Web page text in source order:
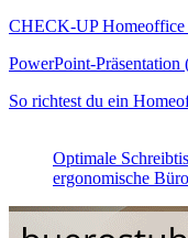
CHECK-UP
PowerPoint-Präsentation
So richtest du ein
Optimale
ergonomische